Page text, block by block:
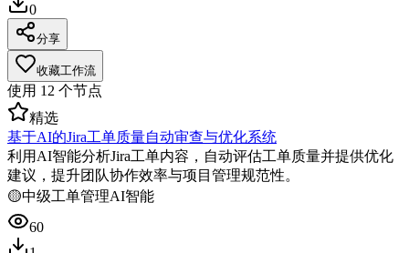
0
分享
收藏工作流
使用 12 个节点
精选
基于AI的Jira工单质量自动审查与优化系统
利用AI智能分析Jira工单内容，自动评估工单质量并提供优化
建议，提升团队协作效率与项目管理规范性。
🟡中级工单管理AI智能
60